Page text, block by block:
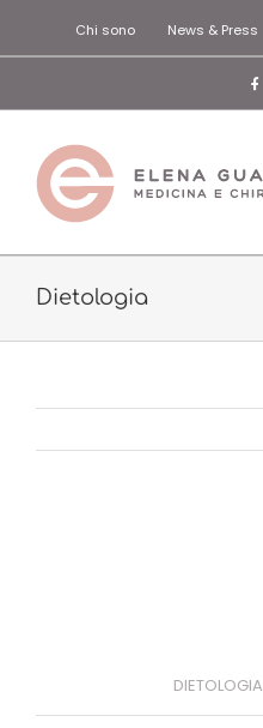
contenuto
Chi sono News & Press
Dietologia
DIETOLOGIA